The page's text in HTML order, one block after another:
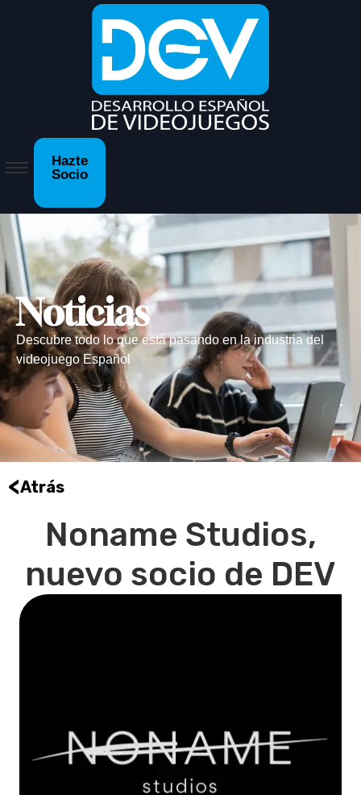
Hazte
Socio
Noticias
Descubre todo lo que está pasando en la industria del
videojuego Español
<Atrás
Noname Studios,
nuevo socio de DEV